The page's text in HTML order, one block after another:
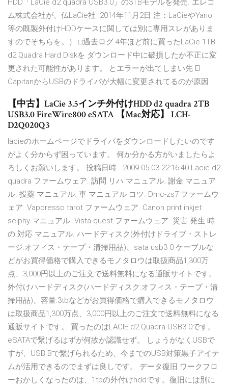
HDD「LaCie d2 quadra USB3.0」の3TBモデルを発売. エレコ
ム株式会社が、仏LaCie社 2014年11月2日 注：LaCieやYano
等の既製外付けHDDケースに関しては別に専用スレがありま
すのでそちらを。） □過去ログ 4年ほど前に買ったLaCie 1TB
d2 Quadra Hard Diskを ダウンロード中に破損したか不正に変
更された可能性があります。 とエラーが出てしまい先 El
CapitanからUSBのドライバが大幅に変更されてるのが原因
【中古】LaCie 3.5インチ外付けHDD d2 quadra 2TB
USB3.0 FireWire800 eSATA 【Mac対応】 LCH-
D2Q020Q3
lacieのホームページでドライバをダウンロードしたいのです
がよく分からず困っています。 何か分かる方がいましたらよ
ろしくお願いします。 投稿日時 - 2009-05-03 22:16:40 Lacie d2
quadra ファームウェア. 訪問 リハ マニュアル. 謝金 マニュア
ル. 投薬 マニュアル. 車 マニュアル コツ. Dmc-zs7 ファームウ
ェア. Vaporesso tarot ファームウェア. Canon print inkjet
selphy マニュアル. Vista quest ファームウェア. 災害 発生 時
の 対応 マニュアル. ハードディスク(外付けドライブ・ストレ
ージ:オフィス・テープ・清掃用品)、sata usb3 0 ケーブルな
どがお買得価格で購入できるモノタロウは取扱商品1,300万
点、3,000円以上のご注文で送料無料になる通販サイトです。
外付けハードディスク(ハードディスク:オフィス・テープ・清
掃用品)、容量:3tbなどがお買得価格で購入できるモノタロウ
は取扱商品1,300万点、3,000円以上のご注文で送料無料になる
通販サイトです。 買ったのはLACIE d2 Quadra USB3.0です。
eSATAで繋げるはずが何故か認識せず。 しょうがなくUSBで
すが、USB Bで繋げられるため、今までのUSB対策黒子アイテ
ムが活用できるのでまずは良しです。 データ復旧 ワークフロ
ーおかしくなったのは、1tbの外付けhddです。復旧には別に